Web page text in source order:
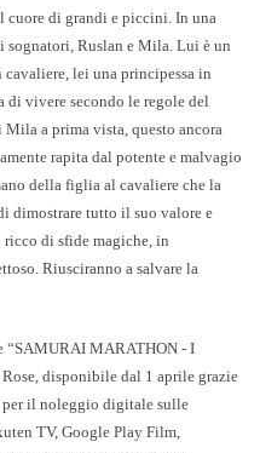
cuore di grandi e piccini. In una
Ruslan e Mila. Lui è un
lei una principessa in
di vivere secondo le regole del
a prima vista, questo ancora
rapita dal potente e malvagio
della figlia al cavaliere che la
dimostrare tutto il suo valore e
di sfide magiche, in
Riusciranno a salvare la
“SAMURAI MARATHON - I
disponibiledal 1 aprile grazie
per ilnoleggio digitale sulle
TV, Google Play Film,